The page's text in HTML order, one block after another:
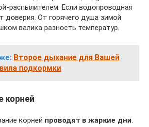
распылителем. Если водопроводная
доверия. От горячего душа зимой
валика разность температур.
Второе дыхание для Вашей
подкормки
корней
корней проводят в жаркие дни.